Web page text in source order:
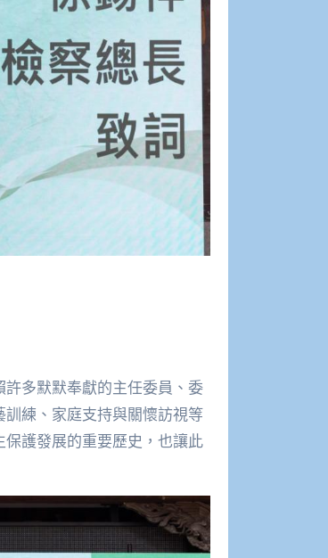
多默默奉獻的主任委員、委
練、家庭支持與關懷訪視等
護發展的重要歷史，也讓此